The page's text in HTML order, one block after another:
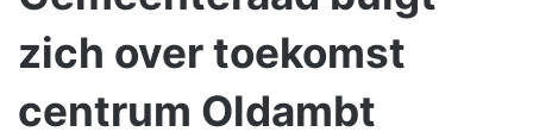
zich over toekomst
centrum Oldambt